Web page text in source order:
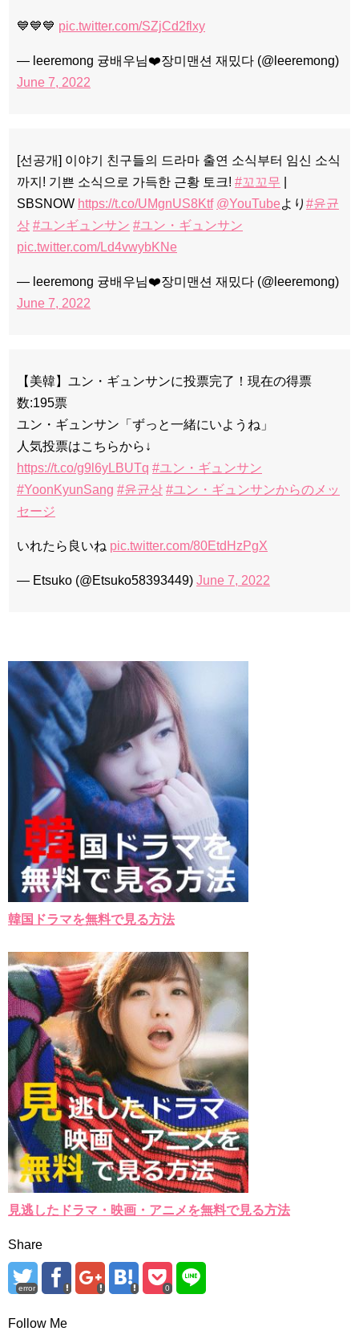
💙💙💙 pic.twitter.com/SZjCd2flxy
— leeremong 귱배우님❤️장미맨션 재밌다 (@leeremong)
June 7, 2022
[선공개] 이야기 친구들의 드라마 출연 소식부터 임신 소식
까지! 기쁜 소식으로 가득한 근황 토크! #꼬꼬무
SBSNOW https://t.co/UMgnUS8Ktf @YouTubeより #윤균
상 #ユンギュンサン #ユン・ギュンサン
pic.twitter.com/Ld4vwybKNe
— leeremong 귱배우님❤️장미맨션 재밌다 (@leeremong)
June 7, 2022
【美韓】ユン・ギュンサンに投票完了！現在の得票
数:195票
ユン・ギュンサン「ずっと一緒にいようね」
人気投票はこちらから↓
https://t.co/g9l6yLBUTq #ユン・ギュンサン
#YoonKyunSang #윤균상 #ユン・ギュンサンからのメッ
セージ
いれたら良いね pic.twitter.com/80EtdHzPgX
— Etsuko (@Etsuko58393449) June 7, 2022
韓国ドラマを無料で見る方法
見逃したドラマ・映画・アニメを無料で見る方法
Share
error 0
Follow Me